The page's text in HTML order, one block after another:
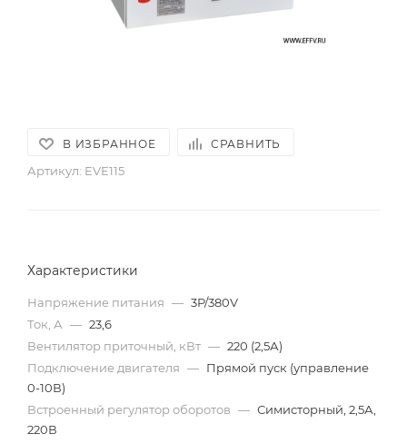
В ИЗБРАННОЕ СРАВНИТЬ
Артикул: EVE115
Характеристики
Напряжение питания — 3P/380V
Ток, А — 23,6
Вентилятор приточный, кВт — 220 (2,5А)
Подключение двигателя — Прямой пуск (управление
0-10В)
Встроенный регулятор оборотов — Симисторный, 2,5А,
220В